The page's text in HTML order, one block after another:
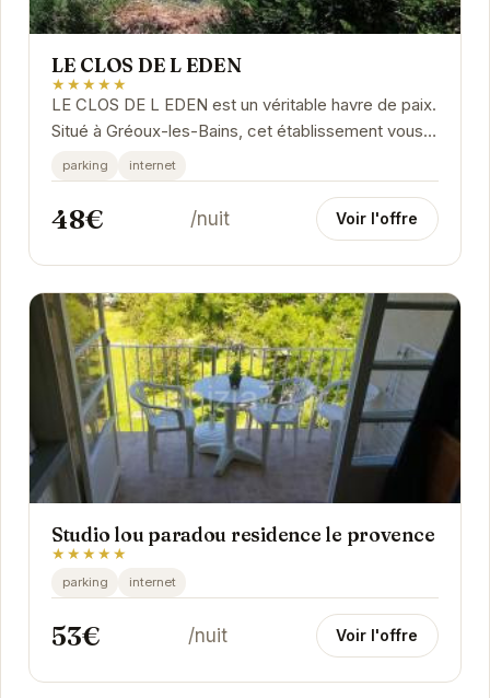
LE CLOS DE L EDEN
★★★★★
LE CLOS DE L EDEN est un véritable havre de paix.
Situé à Gréoux-les-Bains, cet établissement vous
propose un séjour calme et ressourçant.
parking internet
48€ /nuit Voir l'offre
Studio lou paradou residence le provence
★★★★★
parking internet
53€ /nuit Voir l'offre